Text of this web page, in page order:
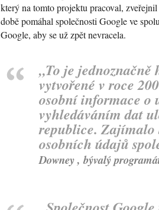
který na tomto projektu pracoval,
době pomáhal společnosti Google ve
Google, aby se už zpět nevracela.
„To je jednoznačně
vytvořené v roce
osobní informace o
vyhledáváním dat
republice. Zajímalo
osobních údajů
Downey , bývalý